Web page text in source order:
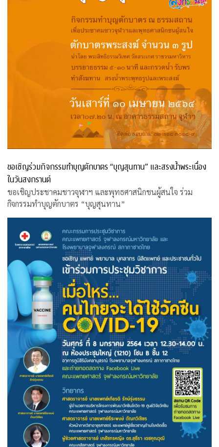
ขอเชิญร่วมกิจกรรมทำบุญตักบาตร “บุญสุนทาน” และสรงน้ำพระเนื่อง
ในวันสงกรานต์
ขอเชิญประชาคมชาวจุฬาฯ และพุทธศาสนิกชนผู้สนใจ ร่วม
กิจกรรมทำบุญตักบาตร “บุญสุนทาน”